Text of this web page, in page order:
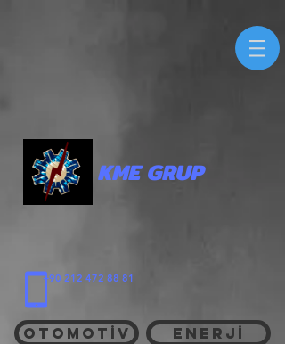
KME GRUP
+90 212 472 88 81
OTOMOTİV ENERJİ